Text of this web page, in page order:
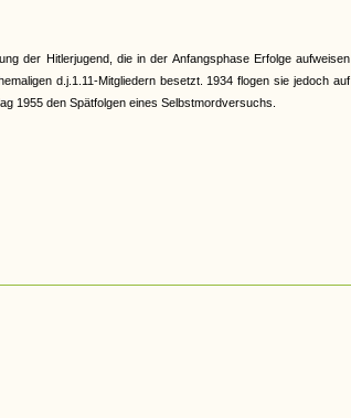
der Hitlerjugend, die in der Anfangsphase Erfolge aufweisen
d.j.1.11-Mitgliedern besetzt. 1934 flogen sie jedoch auf
1955 den Spätfolgen eines Selbstmordversuchs.